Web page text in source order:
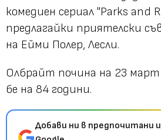
комедиен сериал "Parks and
предлагайки приятелски
на Ейми Полер, Лесли.
Олбрайт почина на 23 март
бе на 84 години.
Добави ни в предпочитани